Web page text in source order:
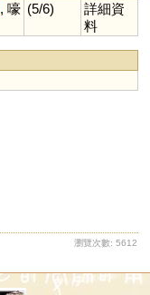
, 嚎 (5/6)
詳細資
料
瀏覽次數: 5612